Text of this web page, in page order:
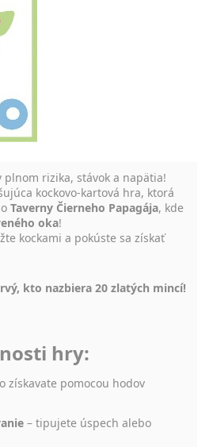
rizika, stávok a napätia!
kockovo-kartová hra, ktorá
Taverny Čierneho Papagája, kde
oka!
kockami a pokúste sa získať
kto nazbiera 20 zlatých mincí!
hry:
získavate pomocou hodov
– tipujete úspech alebo